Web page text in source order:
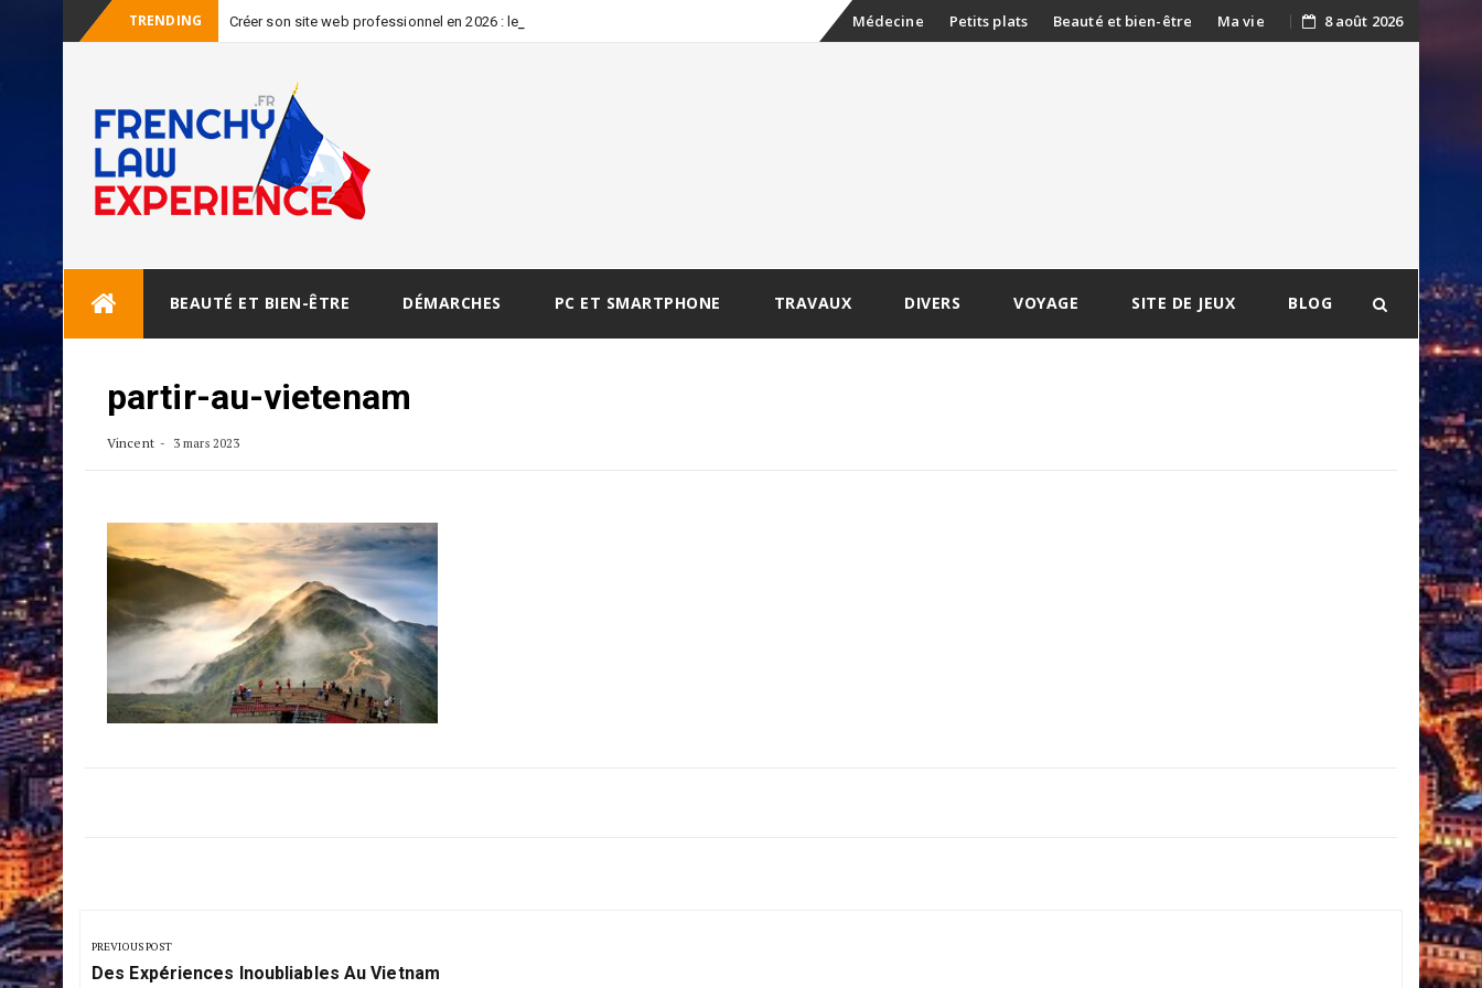
TRENDING Créer son site web professionnel en 2026 : les erre SkipMédecine Petits plats Beauté et bien-être Ma vie 8 août 2026
BEAUTÉ ET BIEN-ÊTRE DÉMARCHES PC ET SMARTPHONE TRAVAUX DIVERS VOYAGE SITE DE JEUX BLOG
partir-au-vietenam
Vincent 3 mars 2023
de
PREVIOUS POST
Previous
Des Expériences Inoubliables Au Vietnam